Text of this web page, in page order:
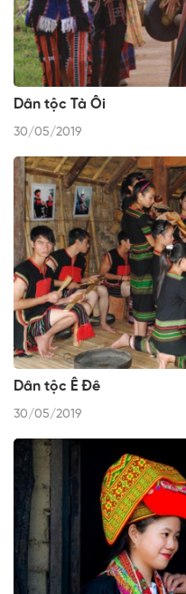
Dân tộc Tà Ôi
30/05/2019
Dân tộc Ê Đê
30/05/2019